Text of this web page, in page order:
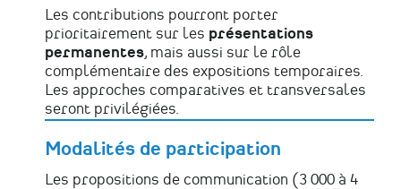
Les contributions pourront porter
prioritairement sur les présentations
permanentes, mais aussi sur le rôle
complémentaire des expositions temporaires.
Les approches comparatives et transversales
seront privilégiées.
Modalités de participation
Les propositions de communication (3 000 à 4